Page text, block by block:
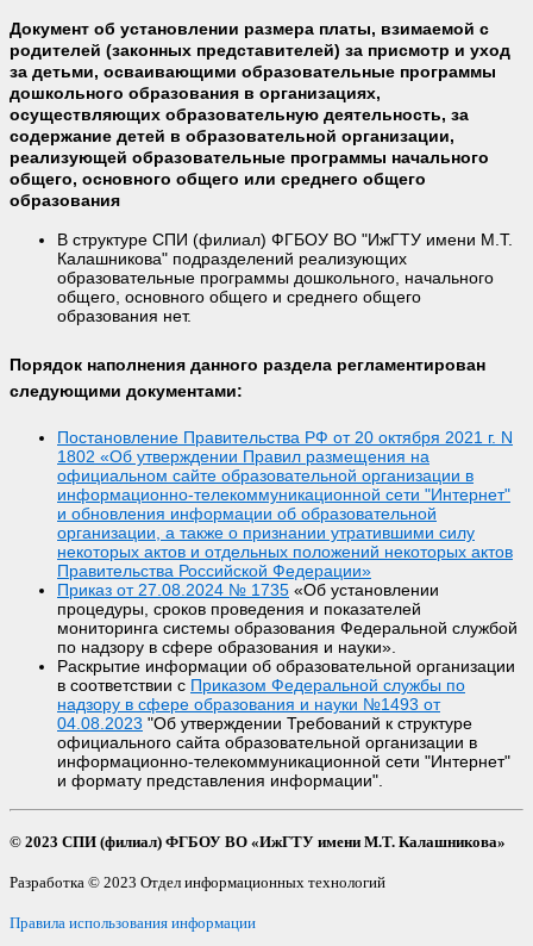
Документ об установлении размера платы, взимаемой с
родителей (законных представителей) за присмотр и уход
за детьми, осваивающими образовательные программы
дошкольного образования в организациях,
осуществляющих образовательную деятельность, за
содержание детей в образовательной организации,
реализующей образовательные программы начального
общего, основного общего или среднего общего
образования
В структуре СПИ (филиал) ФГБОУ ВО "ИжГТУ имени М.Т.
Калашникова" подразделений реализующих
образовательные программы дошкольного, начального
общего, основного общего и среднего общего
образования нет.
Порядок наполнения данного раздела регламентирован
следующими документами:
Постановление Правительства РФ от 20 октября 2021 г. N
1802 «Об утверждении Правил размещения на
официальном сайте образовательной организации в
информационно-телекоммуникационной сети "Интернет"
и обновления информации об образовательной
организации, а также о признании утратившими силу
некоторых актов и отдельных положений некоторых актов
Правительства Российской Федерации»
Приказ от 27.08.2024 № 1735 «Об установлении
процедуры, сроков проведения и показателей
мониторинга системы образования Федеральной службой
по надзору в сфере образования и науки».
Раскрытие информации об образовательной организации
в соответствии с Приказом Федеральной службы по
надзору в сфере образования и науки №1493 от
04.08.2023 "Об утверждении Требований к структуре
официального сайта образовательной организации в
информационно-телекоммуникационной сети "Интернет"
и формату представления информации".
© 2023 СПИ (филиал) ФГБОУ ВО «ИжГТУ имени М.Т. Калашникова»
Разработка © 2023 Отдел информационных технологий
Правила использования информации